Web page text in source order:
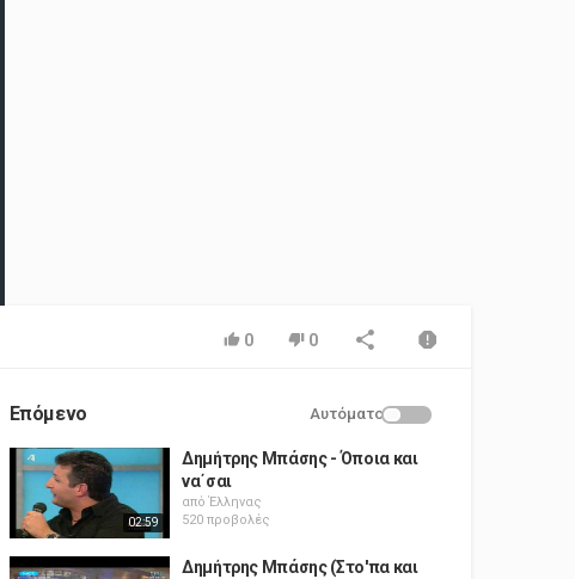
0 0
Επόμενο Αυτόματο
02:59
Δημήτρης Μπάσης - Όποια και
να΄σαι
απόΈλληνας
520 προβολές
Δημήτρης Μπάσης (Στο'πα και